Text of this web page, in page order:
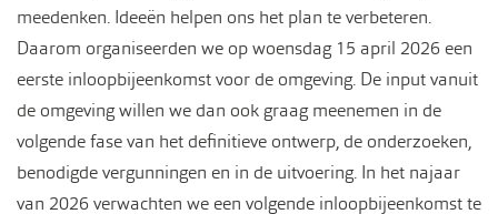
meedenken. Ideeën helpen ons het plan te verbeteren.
Daarom organiseerden we op woensdag 15 april 2026 een
eerste inloopbijeenkomst voor de omgeving. De input vanuit
de omgeving willen we dan ook graag meenemen in de
volgende fase van het definitieve ontwerp, de onderzoeken,
benodigde vergunningen en in de uitvoering. In het najaar
van 2026 verwachten we een volgende inloopbijeenkomst te